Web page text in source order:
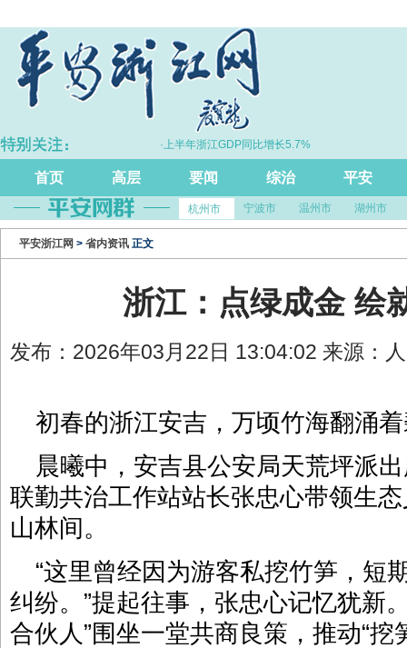
跃升 ·上半年浙江GDP同比增长5.7%
首页 高层 要闻 综治 平安
杭州市 宁波市 温州市 湖州市
平安浙江网 > 省内资讯 正文
浙江：点绿成金 绘
发布：2026年03月22日 13:04:02 来源：
初春的浙江安吉，万顷竹海翻涌
晨曦中，安吉县公安局天荒坪派
联勤共治工作站站长张忠心带领生
山林间。
“这里曾经因为游客私挖竹笋，短
纠纷。”提起往事，张忠心记忆犹新
合伙人”围坐一堂共商良策，推动“挖